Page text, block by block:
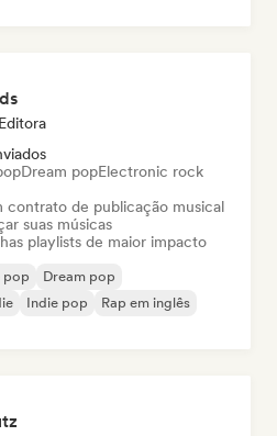
Dream popElectronic rock
contrato de publicação musical
suas músicas
playlists de maior impacto
pop
Dream pop
Indie pop
Rap em inglês